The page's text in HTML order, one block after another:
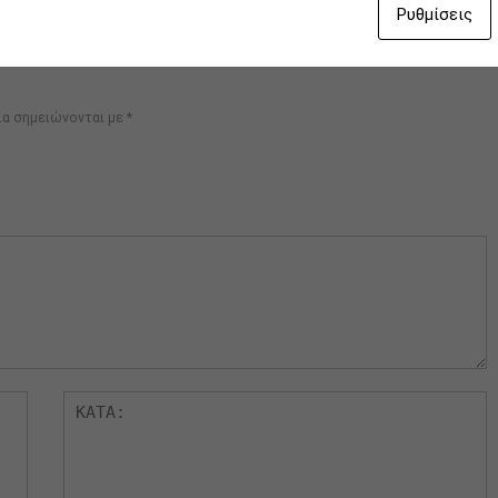
σημειώνονται με *
Ρυθμίσεις